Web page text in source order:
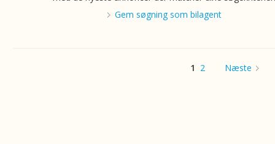
Gem søgning som bilagent
1 2 Næste